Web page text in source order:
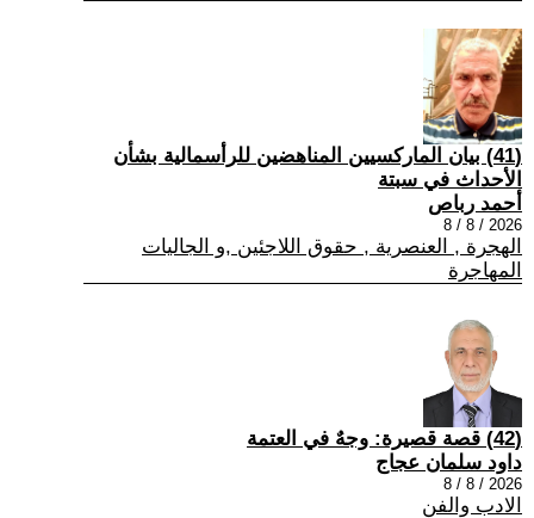
(41) بيان الماركسيين المناهضين للرأسمالية بشأن
الأحداث في سبتة
أحمد رباص
2026 / 8 / 8
الهجرة , العنصرية , حقوق اللاجئين ,و الجاليات
المهاجرة
(42) قصة قصيرة: وجهٌ في العتمة
داود سلمان عجاج
2026 / 8 / 8
الادب والفن